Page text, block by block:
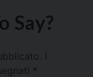
Say?
*